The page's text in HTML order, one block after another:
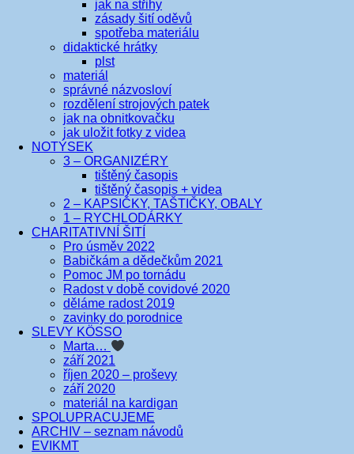
jak na střihy
zásady šití oděvů
spotřeba materiálu
didaktické hrátky
plst
materiál
správné názvosloví
rozdělení strojových patek
jak na obnitkovačku
jak uložit fotky z videa
NOTÝSEK
3 – ORGANIZÉRY
tištěný časopis
tištěný časopis + videa
2 – KAPSIČKY, TAŠTIČKY, OBALY
1 – RYCHLODÁRKY
CHARITATIVNÍ ŠITÍ
Pro úsměv 2022
Babičkám a dědečkům 2021
Pomoc JM po tornádu
Radost v době covidové 2020
děláme radost 2019
zavinky do porodnice
SLEVY KÖSSO
Marta…
září 2021
říjen 2020 – proševy
září 2020
materiál na kardigan
SPOLUPRACUJEME
ARCHIV – seznam návodů
EVIKMT